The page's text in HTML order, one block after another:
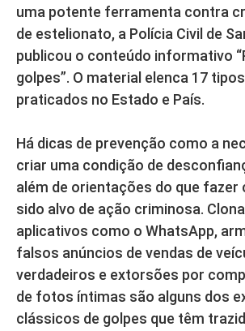
uma potente ferramenta contra
de estelionato, a Polícia Civil de
publicou o conteúdo informativo
golpes”. O material elenca 17
praticados no Estado e País.
Há dicas de prevenção como a
criar uma condição de
além de orientações do que fazer
sido alvo de ação criminosa.
aplicativos como o WhatsApp,
falsos anúncios de vendas de
verdadeiros e extorsões por
de fotos íntimas são alguns dos
clássicos de golpes que têm